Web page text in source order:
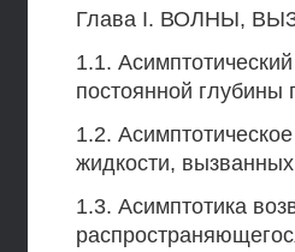
Глава I. ВОЛНЫ,
1.1.
постоянной глубины
1.2.
жидкости,
1.3. Асимптотика